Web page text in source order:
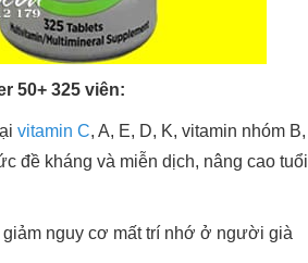
50+ 325 viên:
vitamin C, A, E, D, K, vitamin nhóm B,
đề kháng và miễn dịch, nâng cao tuổi
nguy cơ mất trí nhớ ở người già